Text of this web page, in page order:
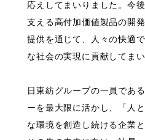
応えしてまいりました。今
支える高付加価値製品の開
提供を通じて、人々の快適
な社会の実現に貢献してまい
日東紡グループの一員であ
ーを最大限に活かし、「人
な環境を創造し続ける企業